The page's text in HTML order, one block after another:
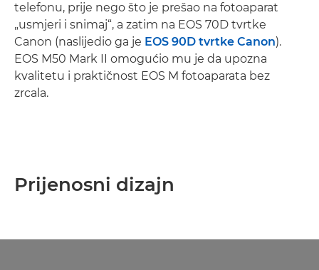
telefonu, prije nego što je prešao na fotoaparat
„usmjeri i snimaj“, a zatim na EOS 70D tvrtke
Canon (naslijedio ga je EOS 90D tvrtke Canon).
EOS M50 Mark II omogućio mu je da upozna
kvalitetu i praktičnost EOS M fotoaparata bez
zrcala.
Prijenosni dizajn